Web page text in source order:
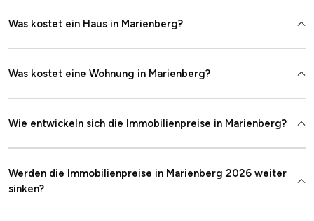
Was kostet ein Haus in Marienberg?
Was kostet eine Wohnung in Marienberg?
Wie entwickeln sich die Immobilienpreise in Marienberg?
Werden die Immobilienpreise in Marienberg 2026 weiter
sinken?